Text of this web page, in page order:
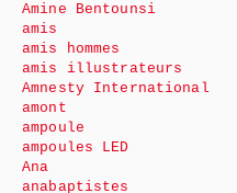
Amine Bentounsi
amis
amis hommes
amis illustrateurs
Amnesty International
amont
ampoule
ampoules LED
Ana
anabaptistes